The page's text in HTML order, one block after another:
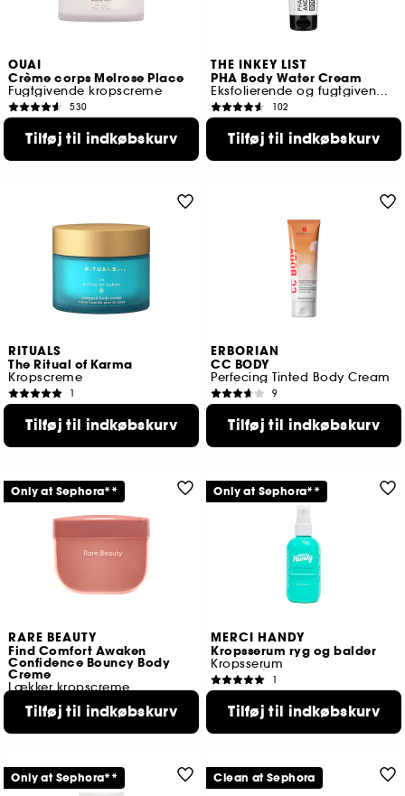
OUAI
Crème corps Melrose Place
Fugtgivende kropscreme
530
Tilføj til indkøbskurv
THE INKEY LIST
PHA Body Water Cream
Eksfolierende og fugtgivende creme
102
Tilføj til indkøbskurv
RITUALS
The Ritual of Karma
Kropscreme
1
Tilføj til indkøbskurv
ERBORIAN
CC BODY
Perfecing Tinted Body Cream
9
Tilføj til indkøbskurv
RARE BEAUTY
Find Comfort Awaken
Confidence Bouncy Body
Creme
Lækker kropscreme
1112
324,00 KR
Tilføj til indkøbskurv
Only at Sephora**
MERCI HANDY
Kropsserum ryg og balder
Kropsserum
1
Tilføj til indkøbskurv
Only at Sephora**
Only at Sephora** Clean at Sephora